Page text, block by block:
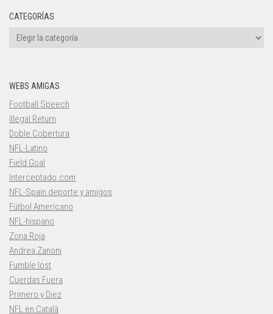
CATEGORÍAS
Categorías
WEBS AMIGAS
Football Speech
Illegal Return
Doble Cobertura
NFL-Latino
Field Goal
Interceptado.com
NFL-Spain deporte y amigos
Fútbol Americano
NFL-hispano
Zona Roja
Andrea Zanoni
Fumble lost
Cuerdas Fuera
Primero y Diez
NFL en Català